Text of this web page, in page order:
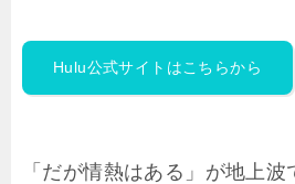
Hulu公式サイトはこちらから
「だが情熱はある」が地上波